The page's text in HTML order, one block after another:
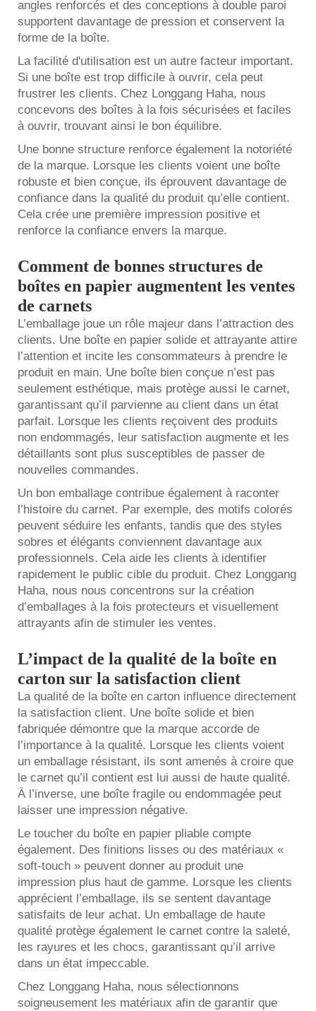
angles renforcés et des conceptions à double paroi
supportent davantage de pression et conservent la
forme de la boîte.
La facilité d'utilisation est un autre facteur important.
Si une boîte est trop difficile à ouvrir, cela peut
frustrer les clients. Chez Longgang Haha, nous
concevons des boîtes à la fois sécurisées et faciles
à ouvrir, trouvant ainsi le bon équilibre.
Une bonne structure renforce également la notoriété
de la marque. Lorsque les clients voient une boîte
robuste et bien conçue, ils éprouvent davantage de
confiance dans la qualité du produit qu’elle contient.
Cela crée une première impression positive et
renforce la confiance envers la marque.
Comment de bonnes structures de
boîtes en papier augmentent les ventes
de carnets
L’emballage joue un rôle majeur dans l’attraction des
clients. Une boîte en papier solide et attrayante attire
l’attention et incite les consommateurs à prendre le
produit en main. Une boîte bien conçue n’est pas
seulement esthétique, mais protège aussi le carnet,
garantissant qu’il parvienne au client dans un état
parfait. Lorsque les clients reçoivent des produits
non endommagés, leur satisfaction augmente et les
détaillants sont plus susceptibles de passer de
nouvelles commandes.
Un bon emballage contribue également à raconter
l’histoire du carnet. Par exemple, des motifs colorés
peuvent séduire les enfants, tandis que des styles
sobres et élégants conviennent davantage aux
professionnels. Cela aide les clients à identifier
rapidement le public cible du produit. Chez Longgang
Haha, nous nous concentrons sur la création
d’emballages à la fois protecteurs et visuellement
attrayants afin de stimuler les ventes.
L’impact de la qualité de la boîte en
carton sur la satisfaction client
La qualité de la boîte en carton influence directement
la satisfaction client. Une boîte solide et bien
fabriquée démontre que la marque accorde de
l’importance à la qualité. Lorsque les clients voient
un emballage résistant, ils sont amenés à croire que
le carnet qu’il contient est lui aussi de haute qualité.
À l’inverse, une boîte fragile ou endommagée peut
laisser une impression négative.
Le toucher du boîte en papier pliable compte
également. Des finitions lisses ou des matériaux «
soft-touch » peuvent donner au produit une
impression plus haut de gamme. Lorsque les clients
apprécient l’emballage, ils se sentent davantage
satisfaits de leur achat. Un emballage de haute
qualité protège également le carnet contre la saleté,
les rayures et les chocs, garantissant qu’il arrive
dans un état impeccable.
Chez Longgang Haha, nous sélectionnons
soigneusement les matériaux afin de garantir que